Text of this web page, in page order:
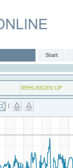
Start
REHLINGEN UP
|